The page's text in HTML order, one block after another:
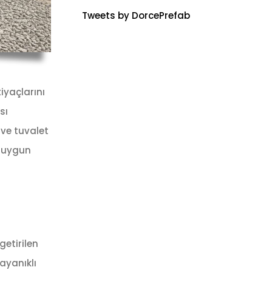
ve tuvalet
Tweets by DorcePrefab